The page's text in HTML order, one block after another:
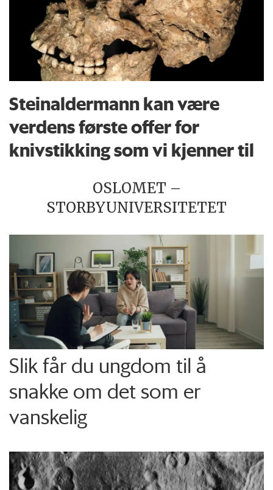
Steinaldermann kan være
verdens første offer for
knivstikking som vi kjenner til
OSLOMET –
STORBYUNIVERSITETET
Slik får du ungdom til å
snakke om det som er
vanskelig